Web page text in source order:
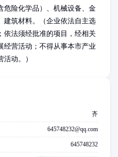
危险化学品）、机械设备、金
建筑材料。（企业依法自主选
依法须经批准的项目，经相关
经营活动；不得从事本市产业
动。）
齐
645748232@qq.com
645748232